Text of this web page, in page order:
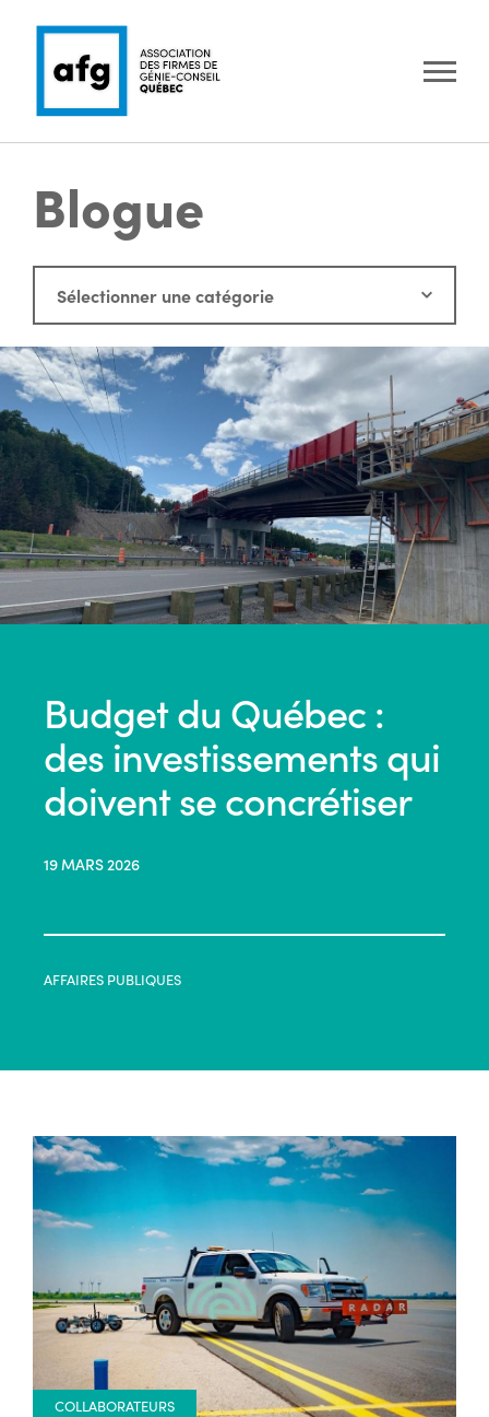
Blogue
Budget du Québec :
des investissements qui
doivent se concrétiser
19 MARS 2026
AFFAIRES PUBLIQUES
COLLABORATEURS